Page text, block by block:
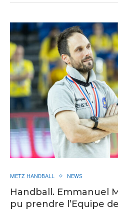
METZ HANDBALL NEWS
Handball. Emmanuel
pu prendre l’Equipe